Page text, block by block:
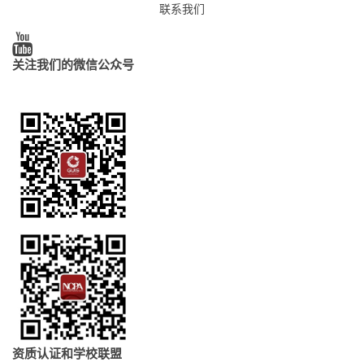
联系我们
关注我们的微信公众号
资质认证和学校联盟